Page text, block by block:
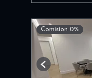
Comision 0%
Previous